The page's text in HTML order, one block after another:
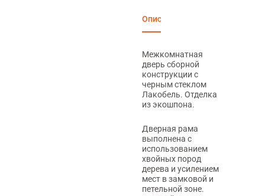
Описание
Межкомнатная
дверь сборной
конструкции с
черным стеклом
Лакобель. Отделка
из экошпона.
Дверная рама
выполнена с
использованием
хвойных пород
дерева и усилением
мест в замковой и
петельной зоне.